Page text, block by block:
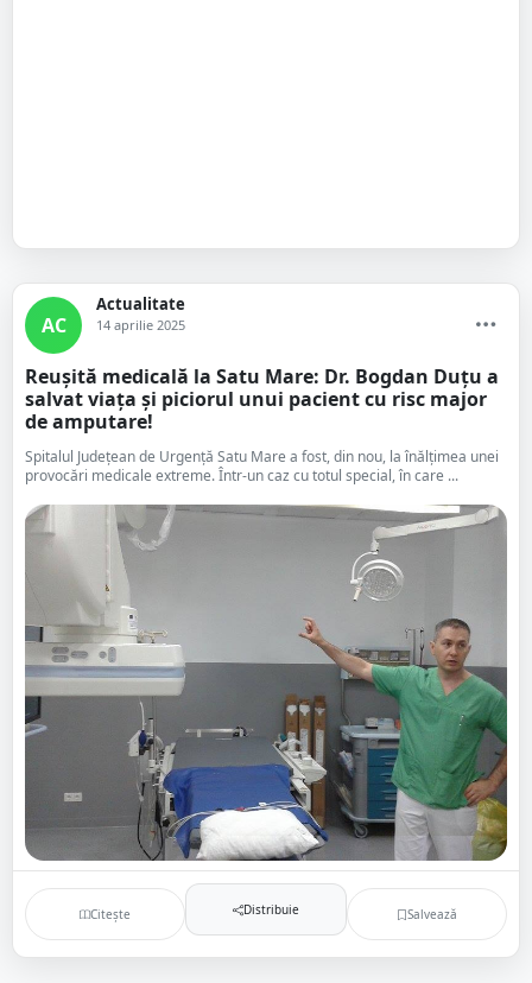
AC
Actualitate
14 aprilie 2025
Reușită medicală la Satu Mare: Dr. Bogdan Duțu a
salvat viața și piciorul unui pacient cu risc major
de amputare!
Spitalul Județean de Urgență Satu Mare a fost, din nou, la înălțimea unei
provocări medicale extreme. Într-un caz cu totul special, în care ...
Citește Distribuie Salvează